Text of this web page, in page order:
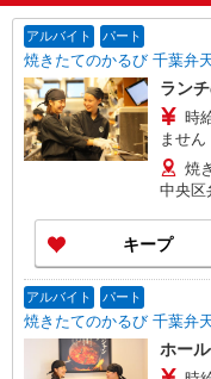
アルバイト パート
焼きたてのかるび 千葉弁
ラン
時
ません
焼
中央区
キープ
アルバイト パート
焼きたてのかるび 千葉弁
ホー